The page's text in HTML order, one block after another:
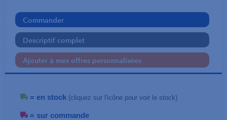
Commander
Descriptif complet
Ajouter à mes offres personnalisées
= en stock (cliquez sur l'icône pour voir le stock)
= sur commande